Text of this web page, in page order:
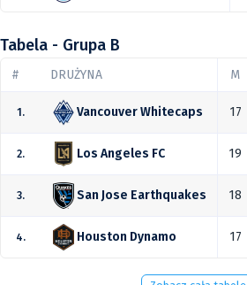
Tabela - Grupa B
# DRUŻYNA M
1. Vancouver Whitecaps 17
2. Los Angeles FC 19
3. San Jose Earthquakes 18
4. Houston Dynamo 17